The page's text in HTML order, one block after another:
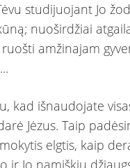
studijuojant Jo
nuoširdžiai
amžinajam
kad išnaudojate
Jėzus. Taip
elgtis, kaip
ir Jo namiškių